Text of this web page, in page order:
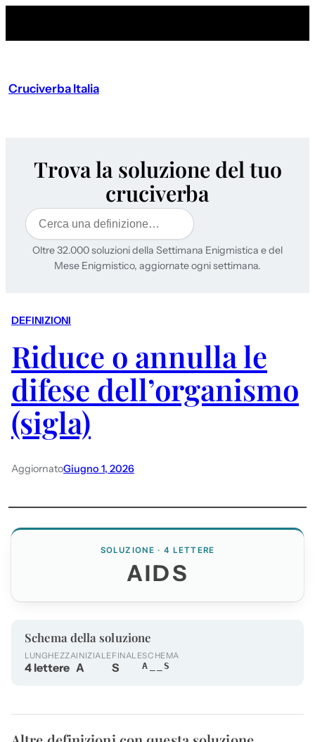
Cruciverba Italia
Trova la soluzione del tuo
cruciverba
Cerca
Oltre 32.000 soluzioni della Settimana Enigmistica e del
Mese Enigmistico, aggiornate ogni settimana.
DEFINIZIONI
Riduce o annulla le
difese dell’organismo
(sigla)
AggiornatoGiugno 1, 2026
SOLUZIONE · 4 LETTERE
AIDS
Schema della soluzione
LUNGHEZZA
4 lettere
INIZIALE
A
FINALE
S
SCHEMA
A__S